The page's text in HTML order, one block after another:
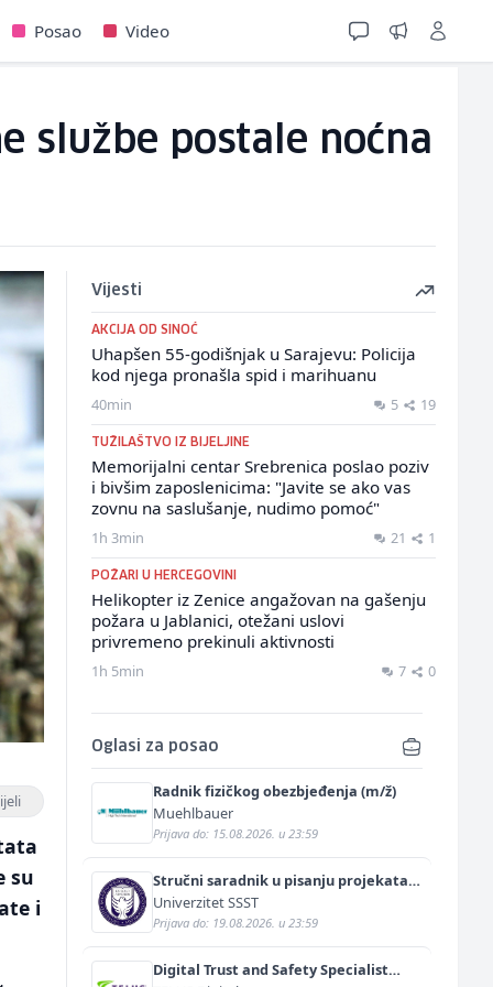
Posao Video
službe postale noćna
su
i
Vijesti
AKCIJA OD SINOĆ
Uhapšen 55-godišnjak u Sarajevu: Policija
kod njega pronašla spid i marihuanu
40min 5 19
TUŽILAŠTVO IZ BIJELJINE
Memorijalni centar Srebrenica poslao poziv
i bivšim zaposlenicima: "Javite se ako vas
zovnu na saslušanje, nudimo pomoć"
1h 3min 21 1
POŽARI U HERCEGOVINI
Helikopter iz Zenice angažovan na gašenju
požara u Jablanici, otežani uslovi
privremeno prekinuli aktivnosti
1h 5min 7 0
Oglasi za posao
Radnik fizičkog obezbjeđenja (m/ž)
Muehlbauer
Prijava do: 15.08.2026. u 23:59
Stručni saradnik u pisanju projekata
(m/ž)
Univerzitet SSST
Prijava do: 19.08.2026. u 23:59
Digital Trust and Safety Specialist